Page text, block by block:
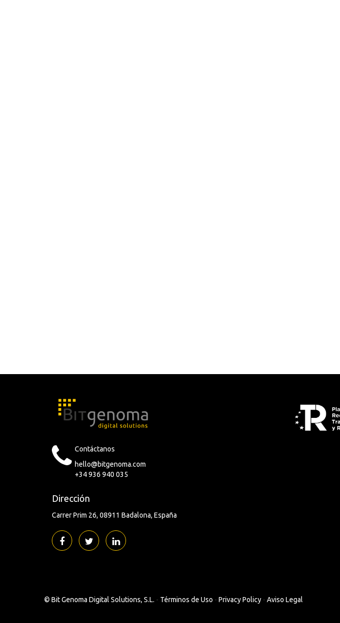
Contáctanos
hello@bitgenoma.com
+34 936 940 035
Dirección
Carrer Prim 26 08911 Badalona España
© Bit Genoma Digital Solutions, S.L. - Términos de Uso - Privacy Policy - Aviso Legal